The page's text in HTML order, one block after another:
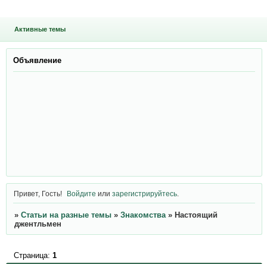
Активные темы
Объявление
Привет, Гость! Войдите илизарегистрируйтесь
» Статьи на разные темы » Знакомства » Настоящий
джентльмен
Страница: 1